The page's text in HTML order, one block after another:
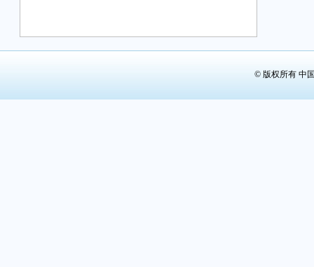
© 版权所有 中